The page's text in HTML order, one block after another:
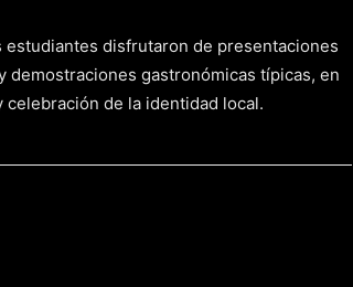
disfrutaron de presentaciones
demostraciones gastronómicas típicas, en
de la identidad local.